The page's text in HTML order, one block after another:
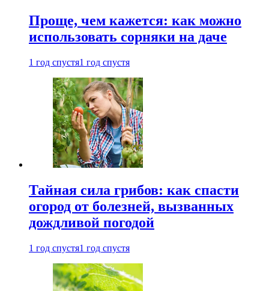
Проще, чем кажется: как можно
использовать сорняки на даче
1 год спустя1 год спустя
Тайная сила грибов: как спасти
огород от болезней, вызванных
дождливой погодой
1 год спустя1 год спустя